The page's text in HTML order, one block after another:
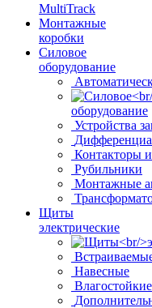
MultiTrack
Монтажные
коробки
Силовое
оборудование
оборудование
Устройства
Контакторы
Рубильники
Монтажные
Щиты
электрические
Навесные
Влагостойкие